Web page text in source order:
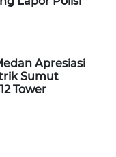
Apresiasi
Sumut
Tower